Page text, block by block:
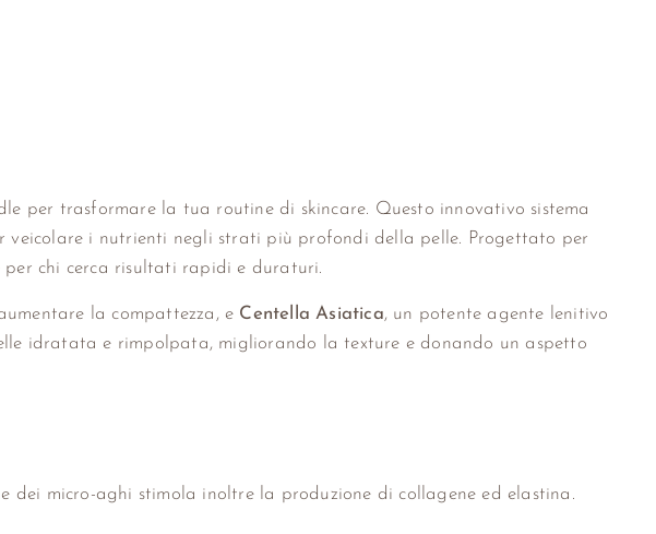
per trasformare la tua routine di skincare. Questo innovativo sistema
i nutrienti negli strati più profondi della pelle. Progettato per
per chi cerca risultati rapidi e duraturi.
la compattezza, e Centella Asiatica, un potente agente lenitivo
idratata e rimpolpata, migliorando la texture e donando un aspetto
dei micro-aghi stimola inoltre la produzione di collagene ed elastina.